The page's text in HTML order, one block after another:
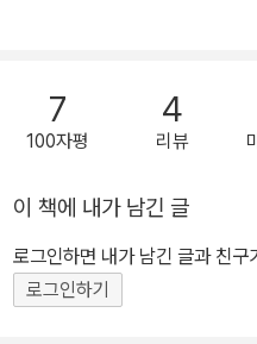
일까? 이 책에서는 0차원에서
해설한다. 즉 차원의 기초는 물
다양한 개념을 차근차근 설명
트레이션으로 이해시키는
이 발휘된다. 차원에 관한 이해
되리라고 믿는다. 특장 ● 차원의 기초, 시공·4차원·브레인 등의 개념
7
100자평
4
리뷰
이 책에 내가 남긴 글
로그인하면 내가 남긴 글과 친
로그인하기